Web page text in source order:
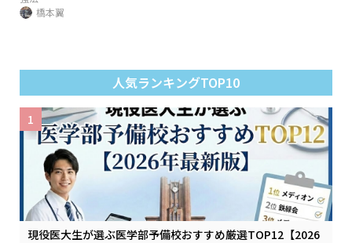
橋本翼
人気ランキングTOP10
現役医大生が選ぶ医学部予備校おすすめ厳選TOP12【2026
1